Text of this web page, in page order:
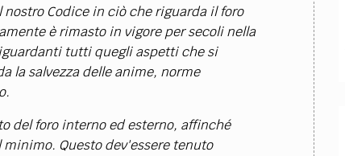
Codice in ciò che riguarda il foro
è rimasto in vigore per secoli nella
tutti quegli aspetti che si
la salvezza delle anime, norme
del foro interno ed esterno, affinché
Questo dev'essere tenuto